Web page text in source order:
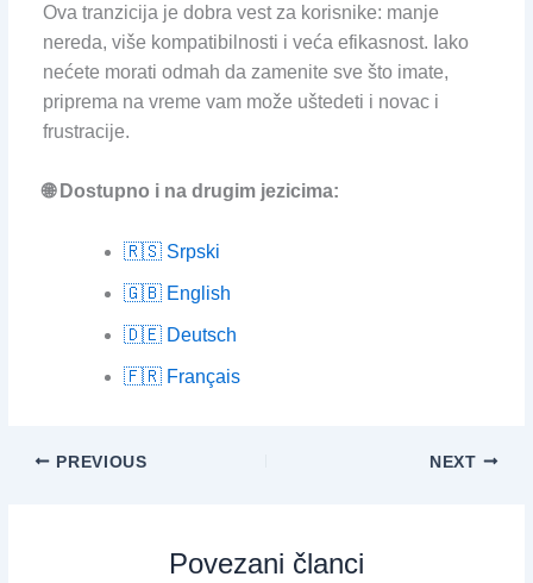
Ova tranzicija je dobra vest za korisnike: manje
nereda, više kompatibilnosti i veća efikasnost. Iako
nećete morati odmah da zamenite sve što imate,
priprema na vreme vam može uštedeti i novac i
frustracije.
🌐 Dostupno i na drugim jezicima:
🇷🇸 Srpski
🇬🇧 English
🇩🇪 Deutsch
🇫🇷 Français
PREVIOUS NEXT
Povezani članci